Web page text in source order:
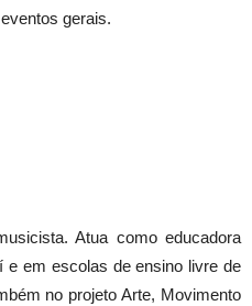
gerais.
Atua como educadora
e em escolas de ensino livre de
no projeto Arte, Movimento